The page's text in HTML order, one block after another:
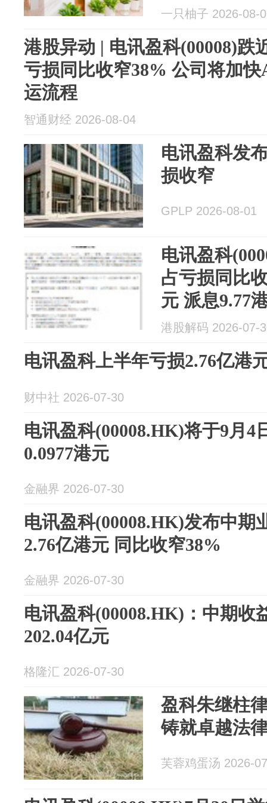
一只柚子 2026-08-
港股异动 | 电讯盈科(00008)跌
亏损同比收窄38% 公司将加
运流程
智通财经 2026-08-04
电讯盈科发
损收窄
GPLP 2026-08-01
电讯盈科
占亏损同比
元 派息9.77
港股解码 2026-07-
电讯盈科上半年亏损2.76亿港
财中社 2026-07-30
电讯盈科(00008.HK)将于9月4
0.0977港元
金融界 2026-07-30
电讯盈科(00008.HK)发布中期
2.76亿港元 同比收窄38%
金融界 2026-07-30
电讯盈科(00008.HK)：中期收
202.04亿元
格隆汇 2026-07-30
盈科朱继柱
铸就卓越法
芙蓉鸡蛋汤 2026-